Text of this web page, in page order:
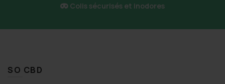
Colis sécurisés et inodores
SO CBD